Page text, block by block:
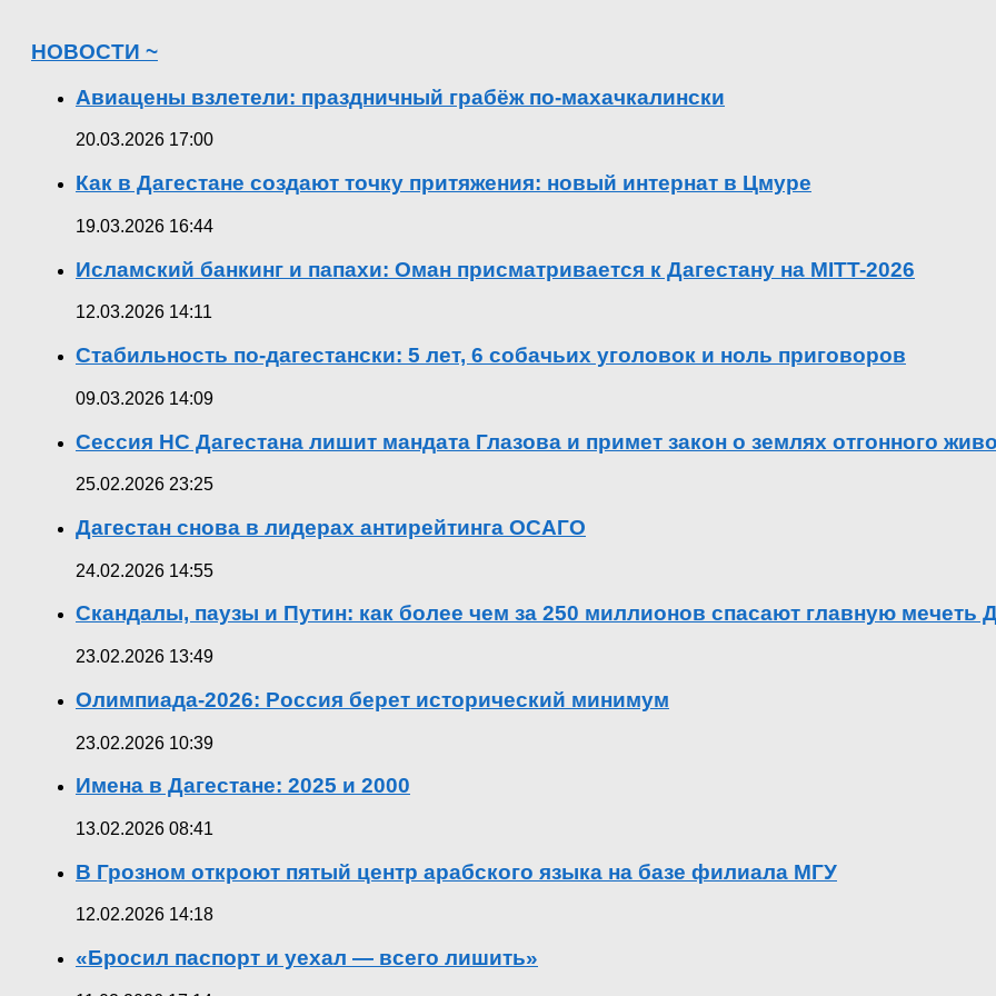
НОВОСТИ ~
Авиацены взлетели: праздничный грабёж по-махачкалински
20.03.2026 17:00
Как в Дагестане создают точку притяжения: новый интернат в Цмуре
19.03.2026 16:44
Исламский банкинг и папахи: Оман присматривается к Дагестану на MITT-2026
12.03.2026 14:11
Стабильность по-дагестански: 5 лет, 6 собачьих уголовок и ноль приговоров
09.03.2026 14:09
Сессия НС Дагестана лишит мандата Глазова и примет закон о землях отгонного
25.02.2026 23:25
Дагестан снова в лидерах антирейтинга ОСАГО
24.02.2026 14:55
Скандалы, паузы и Путин: как более чем за 250 миллионов спасают главную мечеть
23.02.2026 13:49
Олимпиада-2026: Россия берет исторический минимум
23.02.2026 10:39
Имена в Дагестане: 2025 и 2000
13.02.2026 08:41
В Грозном откроют пятый центр арабского языка на базе филиала МГУ
12.02.2026 14:18
«Бросил паспорт и уехал — всего лишить»